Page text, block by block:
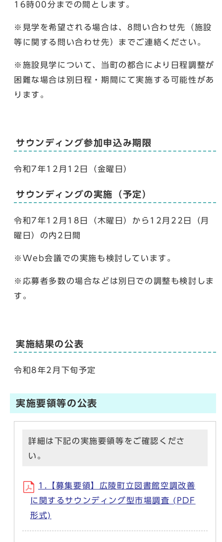
16時00分までの間とします。
※見学を希望される場合は、8問い合わせ先（施設
等に関する問い合わせ先）までご連絡ください。
※施設見学について、当町の都合により日程調整が
困難な場合は別日程・期間にて実施する可能性があ
ります。
サウンディング参加申込み期限
令和7年12月12日（金曜日）
サウンディングの実施（予定）
令和7年12月18日（木曜日）から12月22日（月
曜日）の内2日間
※Web会議での実施も検討しています。
※応募者多数の場合などは別日での調整も検討しま
す。
実施結果の公表
令和8年2月下旬予定
実施要領等の公表
詳細は下記の実施要領等をご確認くださ
い。
1.【募集要領】広陵町立図書館空調改善
に関するサウンディング型市場調査 (PDF
形式)